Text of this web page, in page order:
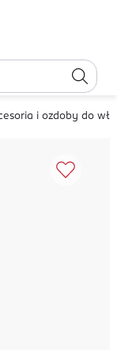
i ozdoby do